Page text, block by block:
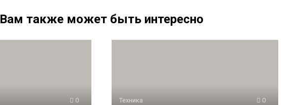
Вам также может быть интересно
0 Техника 0